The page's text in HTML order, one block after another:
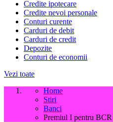
Credite ipotecare
Credite nevoi personale
Conturi curente
Carduri de debit
Carduri de credit
Depozite
Conturi de economii
Vezi toate
Home
Stiri
Banci
Premiul I pentru BCR